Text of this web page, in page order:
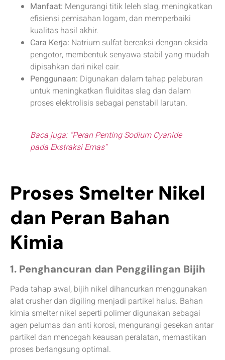
Manfaat: Mengurangi titik leleh slag, meningkatkan
efisiensi pemisahan logam, dan memperbaiki
kualitas hasil akhir.
Cara Kerja: Natrium sulfat bereaksi dengan oksida
pengotor, membentuk senyawa stabil yang mudah
dipisahkan dari nikel cair.
Penggunaan: Digunakan dalam tahap peleburan
untuk meningkatkan fluiditas slag dan dalam
proses elektrolisis sebagai penstabil larutan.
Baca juga: “Peran Penting Sodium Cyanide
pada Ekstraksi Emas”
Proses Smelter Nikel
dan Peran Bahan
Kimia
1. Penghancuran dan Penggilingan Bijih
Pada tahap awal, bijih nikel dihancurkan menggunakan
alat crusher dan digiling menjadi partikel halus. Bahan
kimia smelter nikel seperti polimer digunakan sebagai
agen pelumas dan anti korosi, mengurangi gesekan antar
partikel dan mencegah keausan peralatan, memastikan
proses berlangsung optimal.